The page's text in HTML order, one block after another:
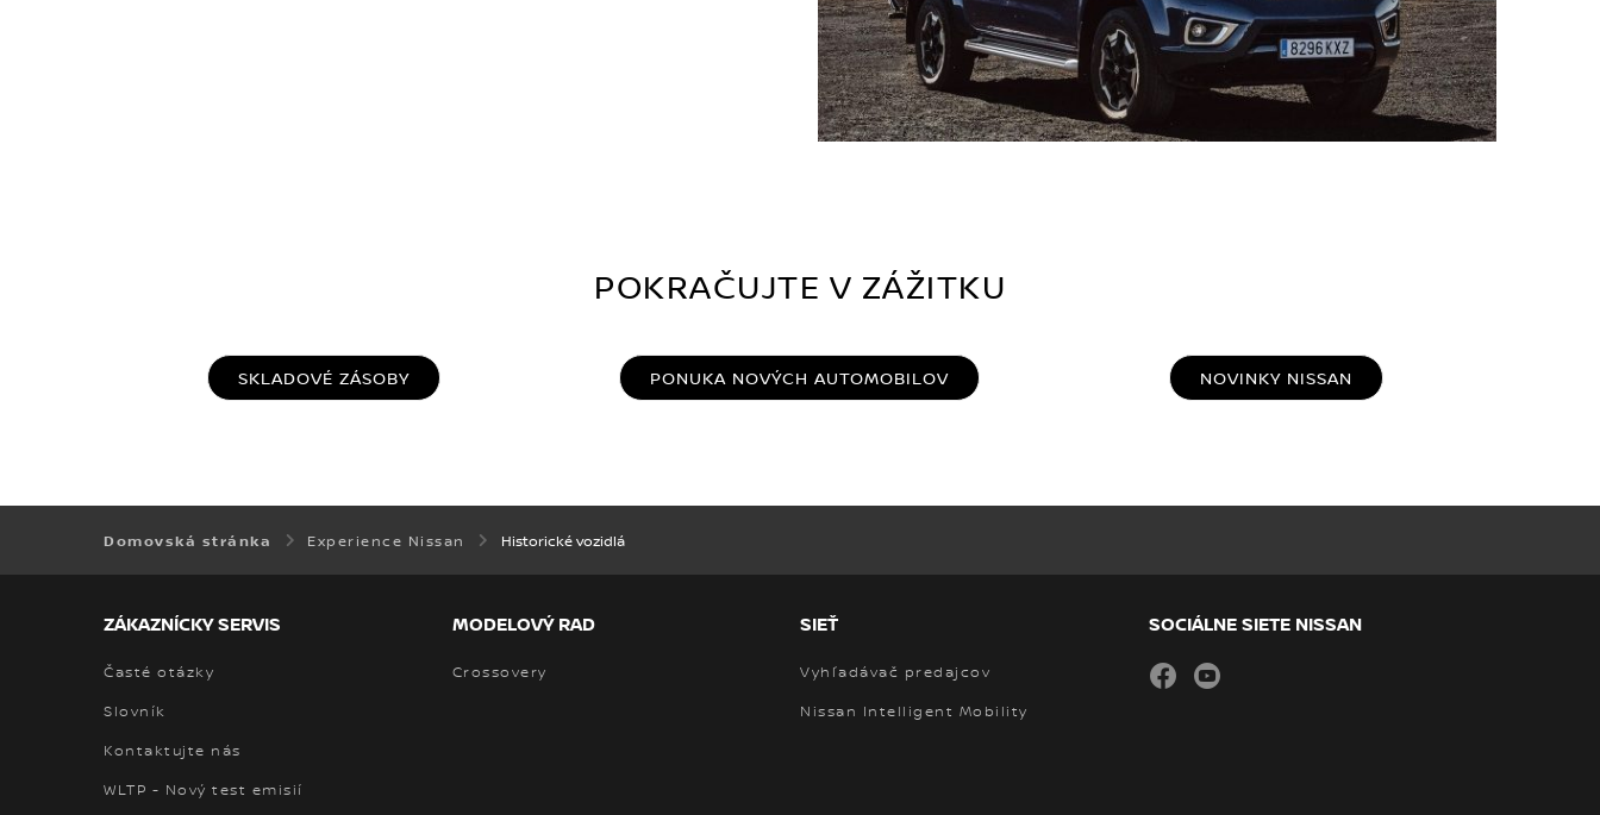
POKRAČUJTE V ZÁŽITKU
SKLADOVÉ ZÁSOBY PONUKA NOVÝCH AUTOMOBILOV NOVINKY NISSAN
Domovská stránka Experience Nissan Historické vozidlá
ZÁKAZNÍCKY SERVIS
Časté otázky
Slovník
Kontaktujte nás
WLTP - Nový test emisií
MODELOVÝ RAD
Crossovery
SIEŤ
Vyhľadávač predajcov
Nissan Intelligent Mobility
SOCIÁLNE SIETE NISSAN
facebook